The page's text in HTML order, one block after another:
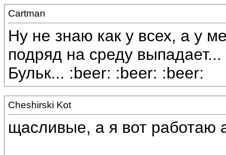
Cartman
Ну не знаю как у всех, а у
подряд на среду выпадает...
Бульк... :beer: :beer: :beer:
Cheshirski Kot
щасливые, а я вот работаю